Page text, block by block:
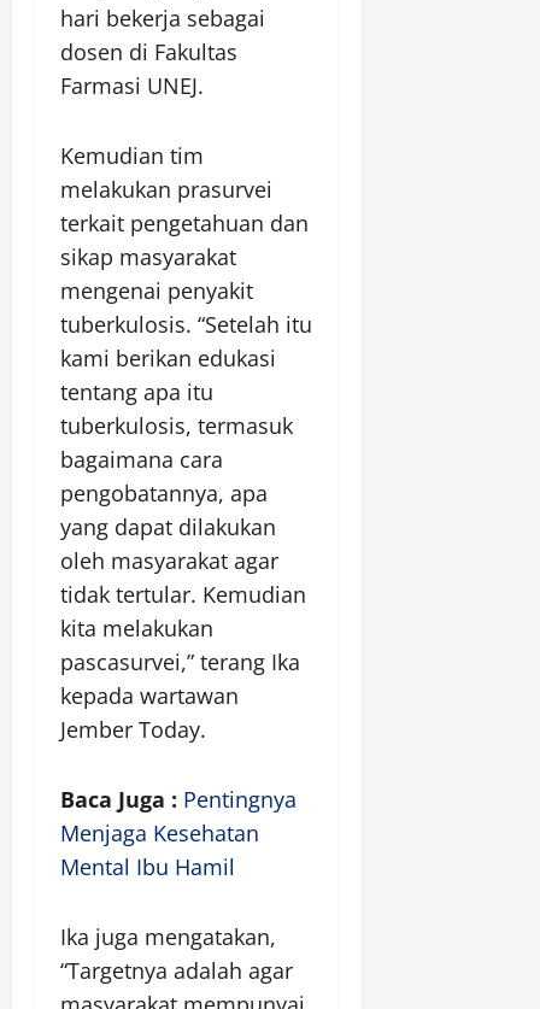
hari bekerja sebagai
dosen di Fakultas
Farmasi UNEJ.
Kemudian tim
melakukan prasurvei
terkait pengetahuan dan
sikap masyarakat
mengenai penyakit
tuberkulosis. “Setelah itu
kami berikan edukasi
tentang apa itu
tuberkulosis, termasuk
bagaimana cara
pengobatannya, apa
yang dapat dilakukan
oleh masyarakat agar
tidak tertular. Kemudian
kita melakukan
pascasurvei,” terang Ika
kepada wartawan
Jember Today.
Baca Juga : Pentingnya
Menjaga Kesehatan
Mental Ibu Hamil
Ika juga mengatakan,
“Targetnya adalah agar